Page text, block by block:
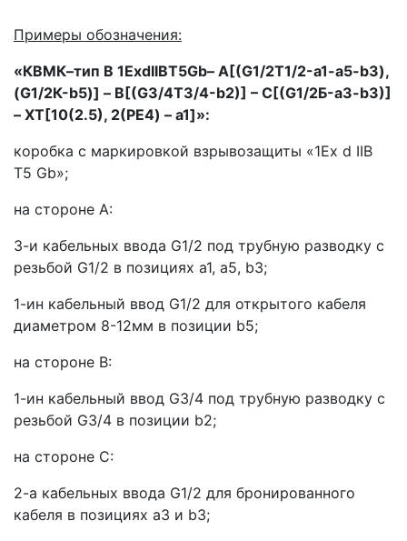
Примеры обозначения:
«КВМК–тип В 1ExdIIBT5Gb– А[(G1/2Т1/2-a1-a5-b3),
(G1/2К-b5)] – B[(G3/4Т3/4-b2)] – C[(G1/2Б-a3-b3)]
– ХТ[10(2.5), 2(PE4) – a1]»:
коробка с маркировкой взрывозащиты «1Ex d IIB
T5 Gb»;
на стороне А:
3-и кабельных ввода G1/2 под трубную разводку с
резьбой G1/2 в позициях a1, a5, b3;
1-ин кабельный ввод G1/2 для открытого кабеля
диаметром 8-12мм в позиции b5;
на стороне В:
1-ин кабельный ввод G3/4 под трубную разводку с
резьбой G3/4 в позиции b2;
на стороне С:
2-а кабельных ввода G1/2 для бронированного
кабеля в позициях a3 и b3;